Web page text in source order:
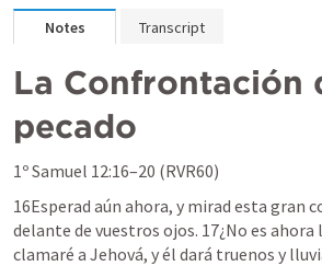
Notes Transcript
La Confrontación
pecado
1º Samuel 12:16–20
16Esperad aún ahora, y mirad esta gran
delante de vuestros ojos. 17¿No es ahora
clamaré a Jehová, y él dará truenos y